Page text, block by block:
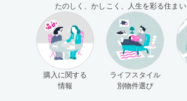
たのしく、かしこく、人生を彩る住ま
購入に関する
情報
ライフスタイル
別物件選び